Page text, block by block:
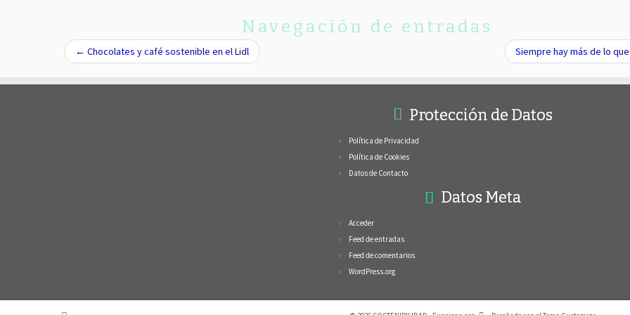
Navegación de entradas
← Chocolates y café sostenible en el Lidl Siempre hay más de lo
Protección de Datos
Política de Privacidad
Política de Cookies
Datos de Contacto
Datos Meta
Acceder
Feed de entradas
Feed de comentarios
WordPress.org